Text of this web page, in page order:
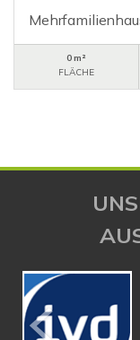
0 m²
FLÄCHE